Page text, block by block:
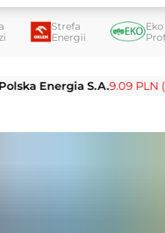
Strefa
Energii
Eko
S.A.9.09 PLN (-0.14%)